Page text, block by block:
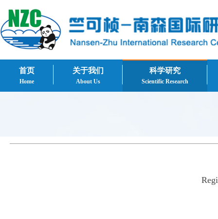
首页
Home
关于我们
About Us
科学研究
Scientific Research